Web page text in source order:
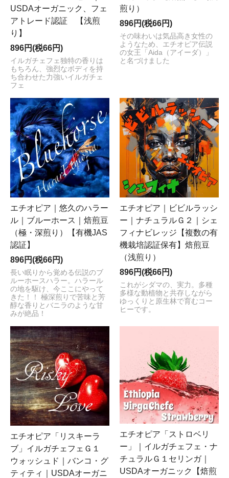
USDAオーガニック、フェ
アトレード認証 【浅煎
り】
896円(税66円)
イルガチェフェ独特の香りは
もちろん、強烈なボディを持
ち合わせた力強いイルガチェ
フェ
煎り）
896円(税66円)
その味わいは気品高き女性の
ようなため、エチオピア伝説
の女王「Aida（アイーダ）」
と名づけました
エチオピア｜悠久のハラー
ル｜ブルーホース｜焙煎豆
（極・深煎り）【有機JAS
認証】
896円(税66円)
長い眠りから覚める伝説のブ
ルーホースハラー。ハラール
の地を駆け、今ここにやって
きた！！ 極深煎りで苦味と芳
醇な香りとバニラのような甘
みが絶品！
エチオピア｜ビビルラッシ
ー｜ナチュラルＧ２｜シェ
フィナビレッジ【複数の有
機栽培認証保有】焙煎豆
（浅煎り）
896円(税66円)
これがシダマの、実力。多種
多様な動植物と共存しながら
ゆっくりと原生林で育むコー
ヒーです。
エチオピア「リスキーラ
ブ」イルガチェフェＧ１
ウォッシュド｜バンコ・グ
ティティ｜USDAオーガニ
エチオピア「ストロベリ
ー」｜イルガチェフェ・ナ
チュラルＧ１セリンガ｜
USDAオーガニック【焙煎